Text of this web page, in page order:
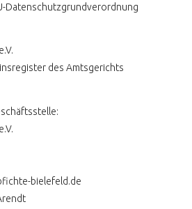
Datenschutzgrundverordnung
des Amtsgerichts
bielefeld.de